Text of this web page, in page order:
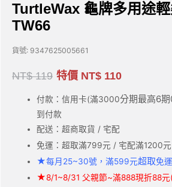
TurtleWax 龜牌多用途輕
TW66
貨號: 9347625005661
NT$119 特價 NT$ 110
付款：信用卡(滿3000分期最高6
到付款
配送：超商取貨 / 宅配
免運：超取滿799元 / 宅配滿1200元
★每月25~30號，滿599元超取免
★8/1~8/31 父親節~滿888現折88